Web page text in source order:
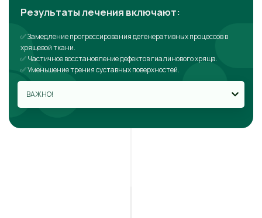
Результаты лечения включают:
✅ Замедление прогрессирования дегенеративных процессов в
хрящевой ткани.
✅ Частичное восстановление дефектов гиалинового хряща.
✅ Уменьшение трения суставных поверхностей.
ВАЖНО!